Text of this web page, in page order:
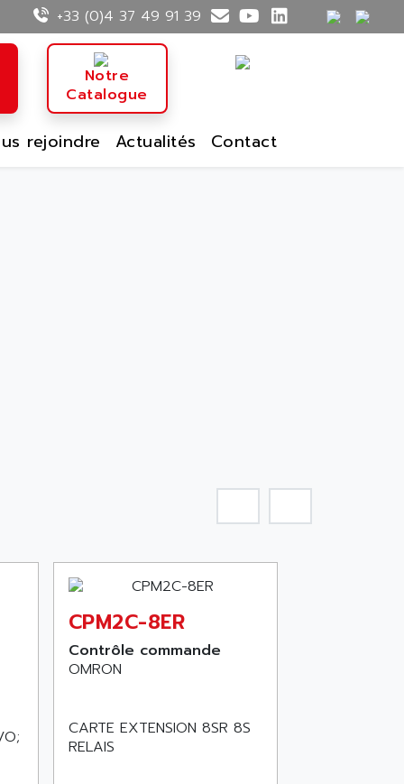
+33 (0)4 37 49 91 39
Notre
Catalogue
rejoindre Actualités Contact
O;
CPM2C-8ER
Contrôle commande
OMRON
CARTE EXTENSION 8SR 8S
RELAIS